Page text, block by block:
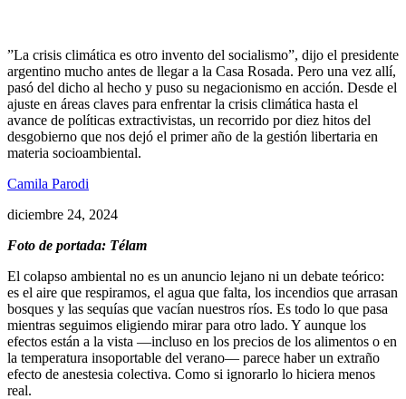
​”La crisis climática es otro invento del socialismo​”, dijo el presidente
argentino mucho antes de llegar a la Casa Rosada. Pero una vez allí,
pasó del dicho al hecho y puso su negacionismo​ en acción. Desde el
ajuste en áreas claves para enfrentar la crisis climática hasta el
avance de políticas extractivistas, un recorrido por​ ​diez hitos del ​
desgobierno que nos dejó el primer año de la gestión libertaria​ en
materia socioambiental.
Camila Parodi
diciembre 24, 2024
Foto de portada: Télam
El colapso ambiental no es un anuncio lejano ni un debate teórico:
es el aire que respiramos, el agua que falta, los incendios que arrasan
bosques y las sequías que vacían nuestros ríos. Es todo lo que pasa
mientras seguimos eligiendo mirar para otro lado. Y aunque los
efectos están a la vista —incluso en los precios de los alimentos o en
la temperatura insoportable del verano— parece haber un extraño
efecto de anestesia colectiva. Como si ignorarlo lo hiciera menos
real.